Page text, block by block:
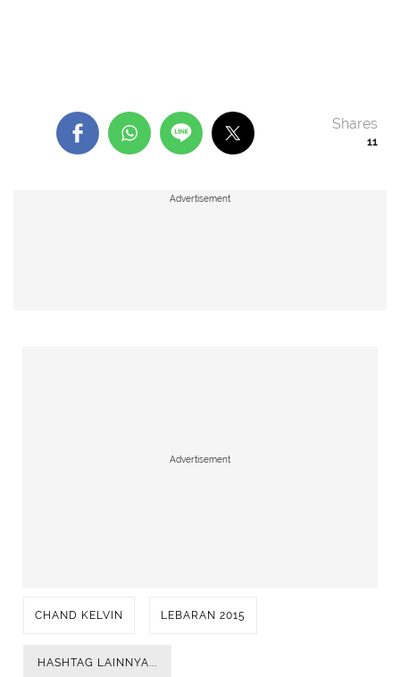
11
Shares
Advertisement
Advertisement
CHAND KELVIN LEBARAN 2015
HASHTAG LAINNYA...